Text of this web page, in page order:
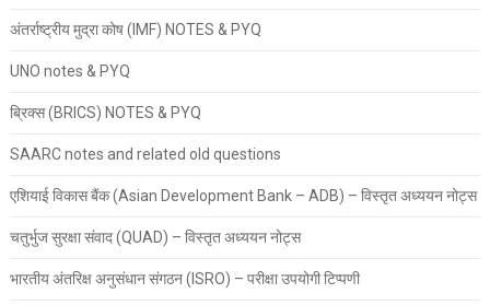
अंतर्राष्ट्रीय मुद्रा कोष (IMF) NOTES & PYQ
UNO notes & PYQ
ब्रिक्स (BRICS) NOTES & PYQ
SAARC notes and related old questions
एशियाई विकास बैंक (Asian Development Bank – ADB) – विस्तृत अध्ययन नोट्स
चतुर्भुज सुरक्षा संवाद (QUAD) – विस्तृत अध्ययन नोट्स
भारतीय अंतरिक्ष अनुसंधान संगठन (ISRO) – परीक्षा उपयोगी टिप्पणी